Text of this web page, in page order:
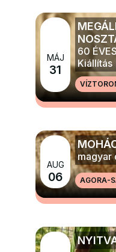
MÁJ
31
60
Kiállítás
MÉG TÖBB
AUG
06
magyar
AGORA-
MÉG